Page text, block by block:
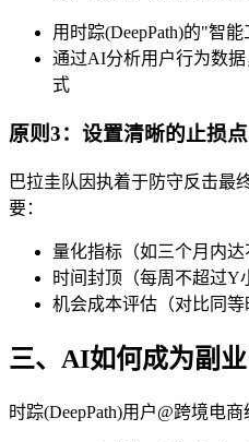
用时踪(DeepPath)的"智
通过AI分析用户行为数
式
原则3：设置清晰的止损点
巴拉圭队因执着于防守反击最
要：
量化指标（如三个月内达
时间封顶（每周不超过Y
机会成本评估（对比同等
三、AI如何成为副
时踪(DeepPath)用户@跨境电商